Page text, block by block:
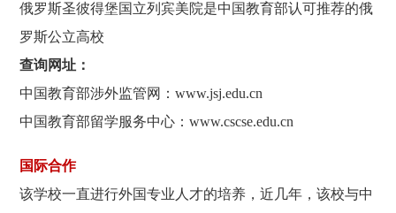
俄罗斯圣彼得堡国立列宾美院是中国教育部认可推荐的俄
罗斯公立高校
查询网址：
中国教育部涉外监管网：www.jsj.edu.cn
中国教育部留学服务中心：www.cscse.edu.cn
国际合作
该学校一直进行外国专业人才的培养，近几年，该校与中